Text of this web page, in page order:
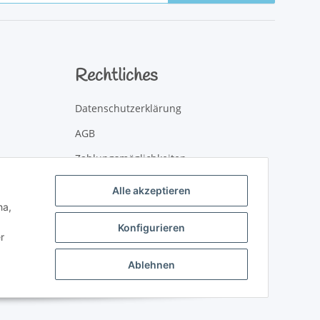
Alle akzeptieren
Konfigurieren
Ablehnen
Rechtliches
Datenschutzerklärung
AGB
Zahlungsmöglichkeiten
Versandinformationen
Newsletter
Impressum
Widerrufsbelehrung